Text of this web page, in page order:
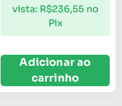
vista: R$236,55 no
Pix
Adicionar ao
carrinho